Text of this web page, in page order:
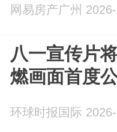
网易房产广州
八一宣传片
燃画面首度
环球时报国际